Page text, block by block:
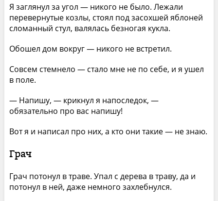
Я заглянул за угол — никого не было. Лежали
перевернутые козлы, стоял под засохшей яблоней
сломанный стул, валялась безногая кукла.
Обошел дом вокруг — никого не встретил.
Совсем стемнело — стало мне не по себе, и я ушел
в поле.
— Напишу, — крикнул я напоследок, —
обязательно про вас напишу!
Вот я и написал про них, а кто они такие — не знаю.
Грач
Грач потонул в траве. Упал с дерева в траву, да и
потонул в ней, даже немного захлебнулся.